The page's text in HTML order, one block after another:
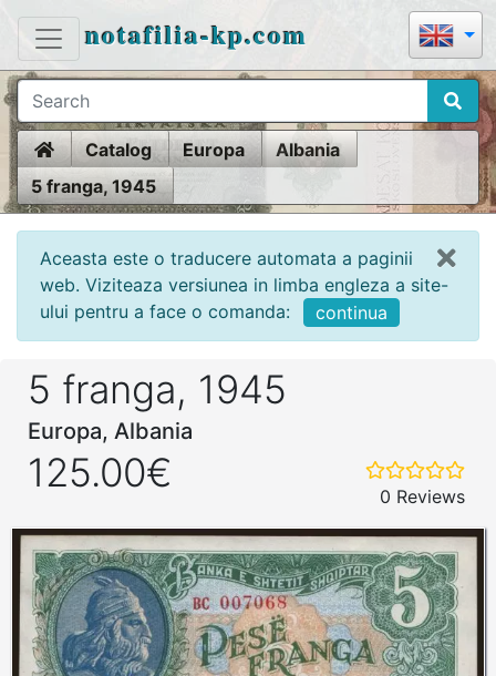
notafilia-kp.com
HomeCatalog Europa
Albania
5 franga, 1945
Aceasta este o traducere automata a paginii
web. Viziteaza versiunea in limba engleza a site-
ului pentru a face o comanda:
continua
5 franga, 1945
Europa, Albania
125.00€
0 Reviews